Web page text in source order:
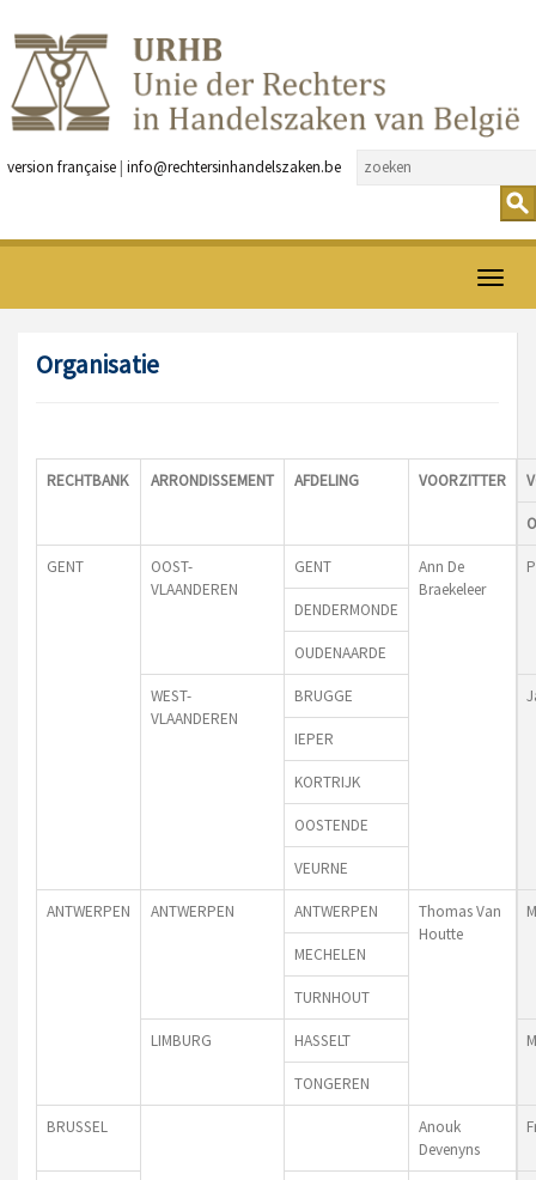
version française | info@rechtersinhandelszaken.be
Open
Organisatie
RECHTBANK ARRONDISSEMENT AFDELING VOORZITTER
GENT
OOST-
VLAANDEREN
GENT
Ann De
Braekeleer
DENDERMONDE
OUDENAARDE
WEST-
VLAANDEREN
BRUGGE
IEPER
KORTRIJK
OOSTENDE
VEURNE
ANTWERPEN ANTWERPEN ANTWERPEN
Thomas Van
Houtte
MECHELEN
TURNHOUT
LIMBURG HASSELT
TONGEREN
BRUSSEL
Anouk
Devenyns